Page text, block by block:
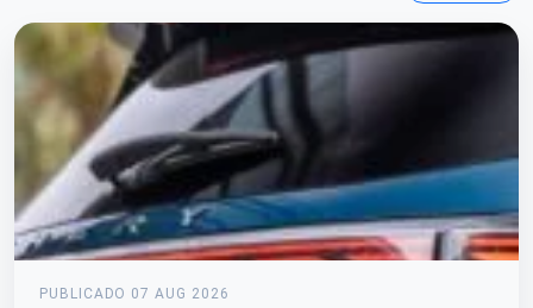
PUBLICADO 07 AUG 2026